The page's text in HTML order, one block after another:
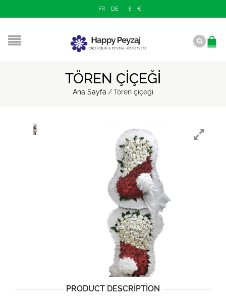
FR DE £ €
TÖREN ÇIÇEĞI
Ana Sayfa /Tören çiçeği
PRODUCT DESCRIPTION